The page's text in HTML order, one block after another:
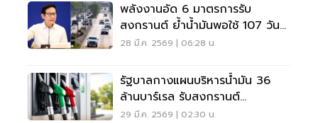
พลังงานอัด 6 มาตรการรับ
สงกรานต์ ย้ำน้ำมันพอใช้ 107 วัน
ลดสำรองนำเข้าเหลือ 1%
28 มี.ค. 2569 | 06:28 น.
รัฐบาลกางแผนบริหารน้ำมัน 36
ล้านบาร์เรล รับสงกรานต์
ถึงพ.ค.69 จับจริงกักตุน
29 มี.ค. 2569 | 02:30 น.